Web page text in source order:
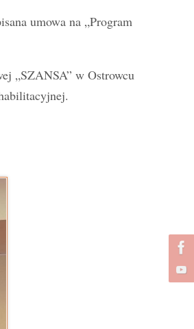
umowa na „Program
„SZANSA” w Ostrowcu